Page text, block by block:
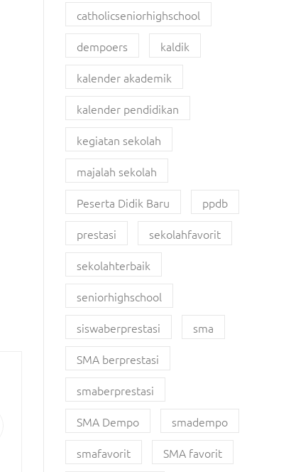
catholicseniorhighschool
dempoers
kaldik
kalender akademik
kalender pendidikan
kegiatan sekolah
majalah sekolah
Peserta Didik Baru
ppdb
prestasi
sekolahfavorit
sekolahterbaik
seniorhighschool
siswaberprestasi
sma
SMA berprestasi
smaberprestasi
SMA Dempo
smadempo
smafavorit
SMA favorit